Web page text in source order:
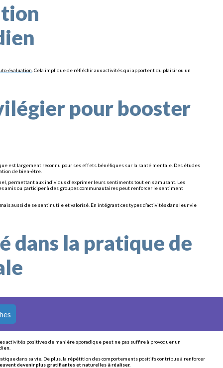
évaluation . Cela implique de réfléchir aux activités qui apportent du plaisir ou un
pour booster
est largement reconnu pour ses effets bénéfiques sur la santé mentale. Des études
de bien-être.
permettant aux individus d’exprimer leurs sentiments tout en s’amusant. Les
amis ou participer à des groupes communautaires peut renforcer le sentiment
aussi de se sentir utile et valorisé. En intégrant ces types d’activités dans leur vie
dans la pratique de
activités positives de manière sporadique peut ne pas suffire à provoquer un
dans sa vie. De plus, la répétition des comportements positifs contribue à renforcer
devenir plus gratifiantes et naturelles à réaliser.